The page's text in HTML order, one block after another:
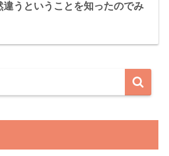
違うということを知ったのでみ